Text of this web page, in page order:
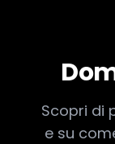
Scopri di
e su